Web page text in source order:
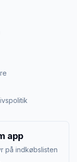
app
på indkøbslisten